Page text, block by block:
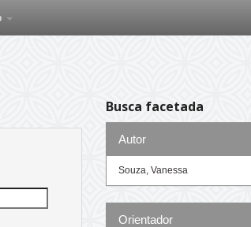
Busca facetada
Autor
Souza, Vanessa
Orientador